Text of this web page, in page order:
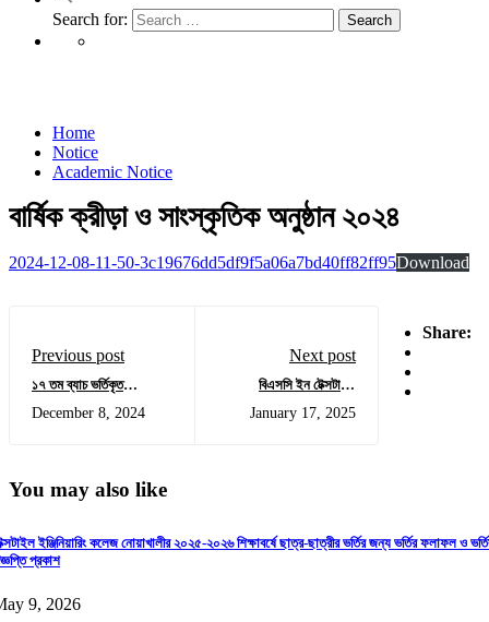
Search for:
Home
Notice
Academic Notice
বার্ষিক ক্রীড়া ও সাংস্কৃতিক অনুষ্ঠান ২০২৪
2024-12-08-11-50-3c19676dd5df9f5a06a7bd40ff82ff95Download
Share:
Previous post
১৭ তম ব্যাচ ভর্তিকৃত
সংক্রান্ত
December 8, 2024
Next post
বিএসসি ইন টেক্সটাইল
বিজ্ঞপ্তি শিক্ষাবর্ষ-২০২৪-২৫
January 17, 2025
You may also like
ইঞ্জিনিয়ারিং কলেজ নোয়াখালীর ২০২৫-২০২৬ শিক্ষাবর্ষে ছাত্র-ছাত্রীর ভর্তির জন্য ভর্তির ফলাফল ও
প্রকাশ
9, 2026